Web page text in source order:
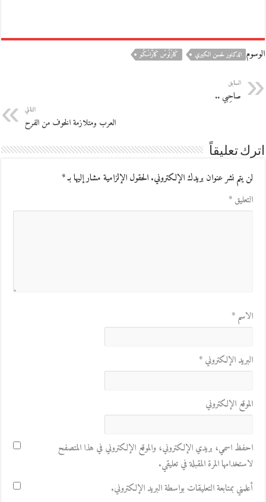
الوسوم الدكتور لحسن الكيري كَارْلُوسْ كَارَّاسْكُو
السابق
صاحِبي ..
التالي
العرب ومتلازمة الخوف من الفرح
اترك تعليقاً
لن يتم نشر عنوان بريدك الإلكتروني.الحقول الإلزامية مشار إليها بـ*
التعليق*
الاسم*
البريد الإلكتروني*
الموقع الإلكتروني
احفظ اسمي، بريدي الإلكتروني، والموقع الإلكتروني في هذا المتصفح
لاستخدامها المرة المقبلة في تعليقي.
أعلمني بمتابعة التعليقات بواسطة البريد الإلكتروني.